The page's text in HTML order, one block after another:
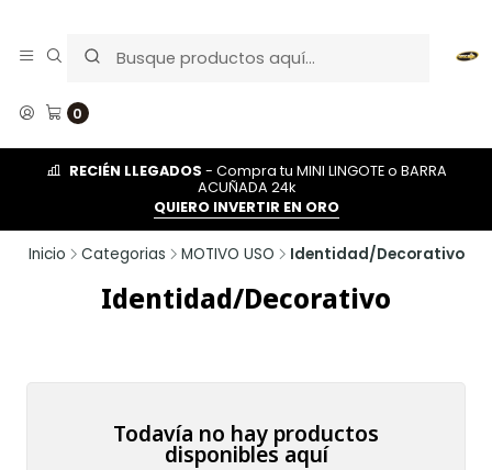
0
RECIÉN LLEGADOS - Compra tu MINI LINGOTE o BARRA
ACUÑADA 24k
QUIERO INVERTIR EN ORO
Inicio Categorias MOTIVO USO Identidad/Decorativo
Identidad/Decorativo
Todavía no hay productos
disponibles aquí